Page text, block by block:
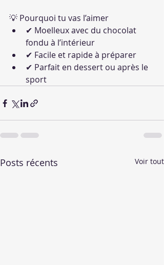
💡 Pourquoi tu vas l’aimer
✔ Moelleux avec du chocolat
fondu à l’intérieur
✔ Facile et rapide à préparer
✔ Parfait en dessert ou après le
sport
Posts récents Voir tout